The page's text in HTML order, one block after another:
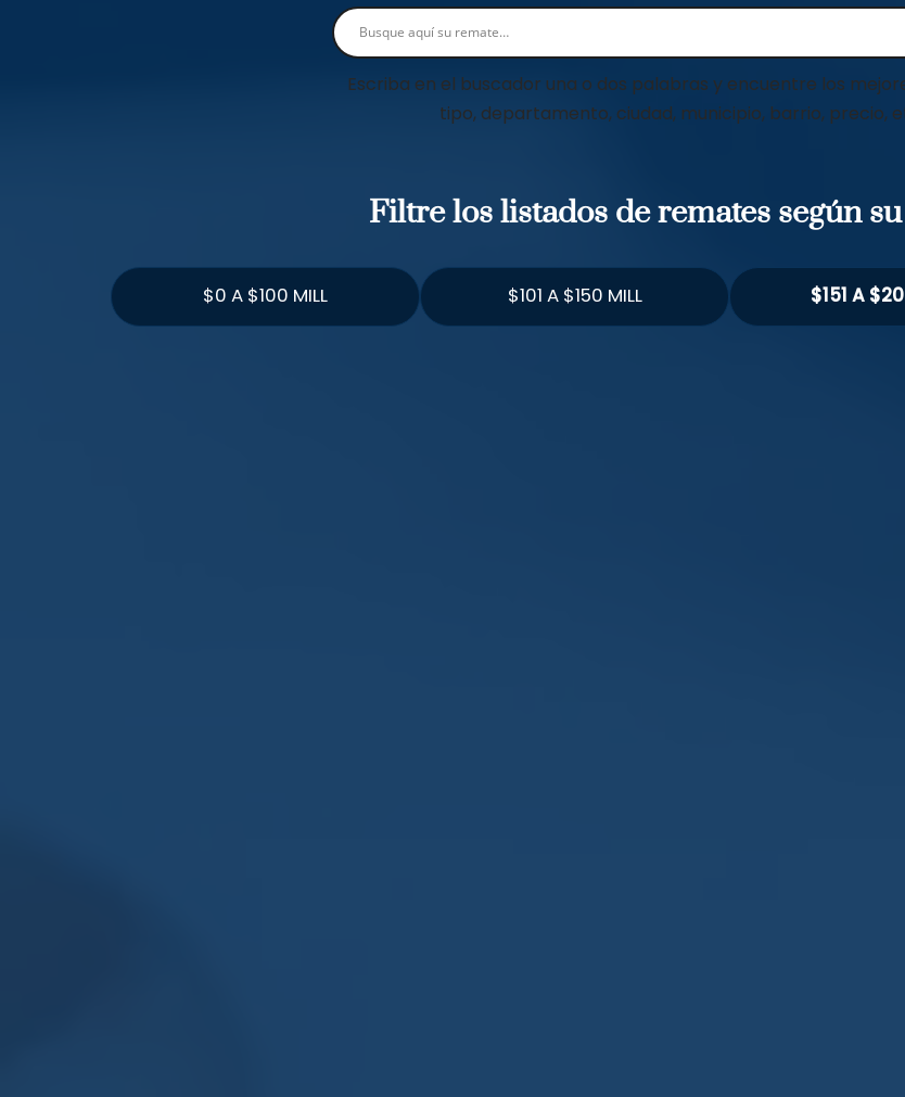
Escriba en el buscador una o dos palabras y encuentre los
tipo, departamento, ciudad, municipio, barrio, precio,
Filtre los listados de remates según
$0 A $100 MILL $101 A $150 MILL $151 A